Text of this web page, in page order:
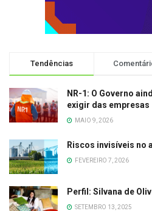
Tendências
NR-1: O Governo
exigir das empresas
MAIO 9, 2026
Riscos invisíveis no
FEVEREIRO 7, 2026
Perfil: Silvana de
SETEMBRO 13, 2025